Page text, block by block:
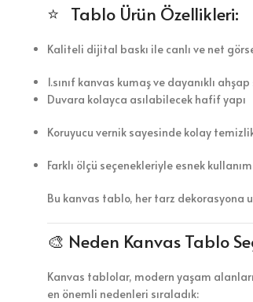
⭐ Tablo Ürün Özellikleri:
Kaliteli dijital baskı ile canlı ve net
1.sınıf kanvas kumaş ve dayanıklı
Duvara kolayca asılabilecek hafif yapı
Koruyucu vernik sayesinde kolay
Farklı ölçü seçenekleriyle esnek kullanım
Bu kanvas tablo, her tarz dekorasyona
🎨 Neden Kanvas Tablo
Kanvas tablolar, modern yaşam
en önemli nedenleri sıraladık: